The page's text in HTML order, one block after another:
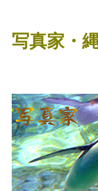
テ
ン
ッ
プ
写真家・